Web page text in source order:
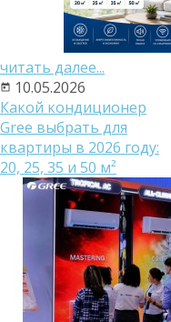
читать далее...
10.05.2026
Какой кондиционер
Gree выбрать для
квартиры в 2026 году:
20, 25, 35 и 50 м²